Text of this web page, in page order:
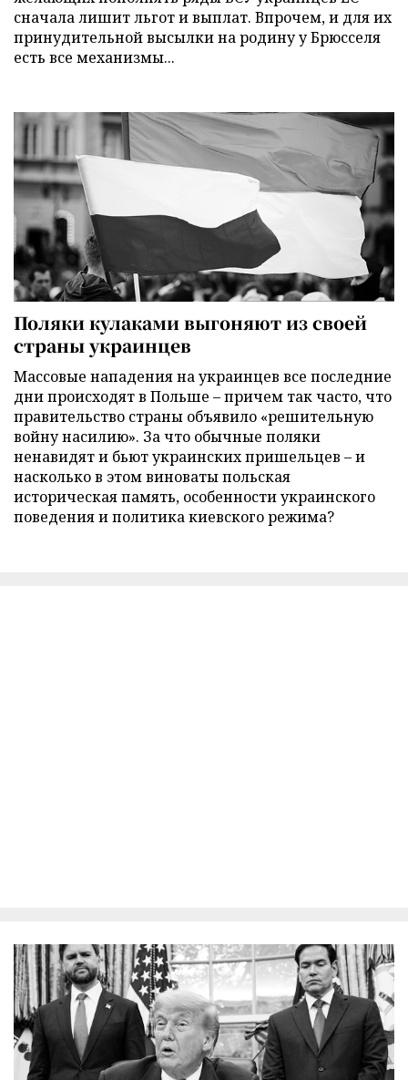
сначала лишит льгот и выплат. Впрочем, и для их
принудительной высылки на родину у Брюсселя
есть все механизмы...
Поляки кулаками выгоняют из своей
страны украинцев
Массовые нападения на украинцев все последние
дни происходят в Польше – причем так часто, что
правительство страны объявило «решительную
войну насилию». За что обычные поляки
ненавидят и бьют украинских пришельцев – и
насколько в этом виноваты польская
историческая память, особенности украинского
поведения и политика киевского режима?